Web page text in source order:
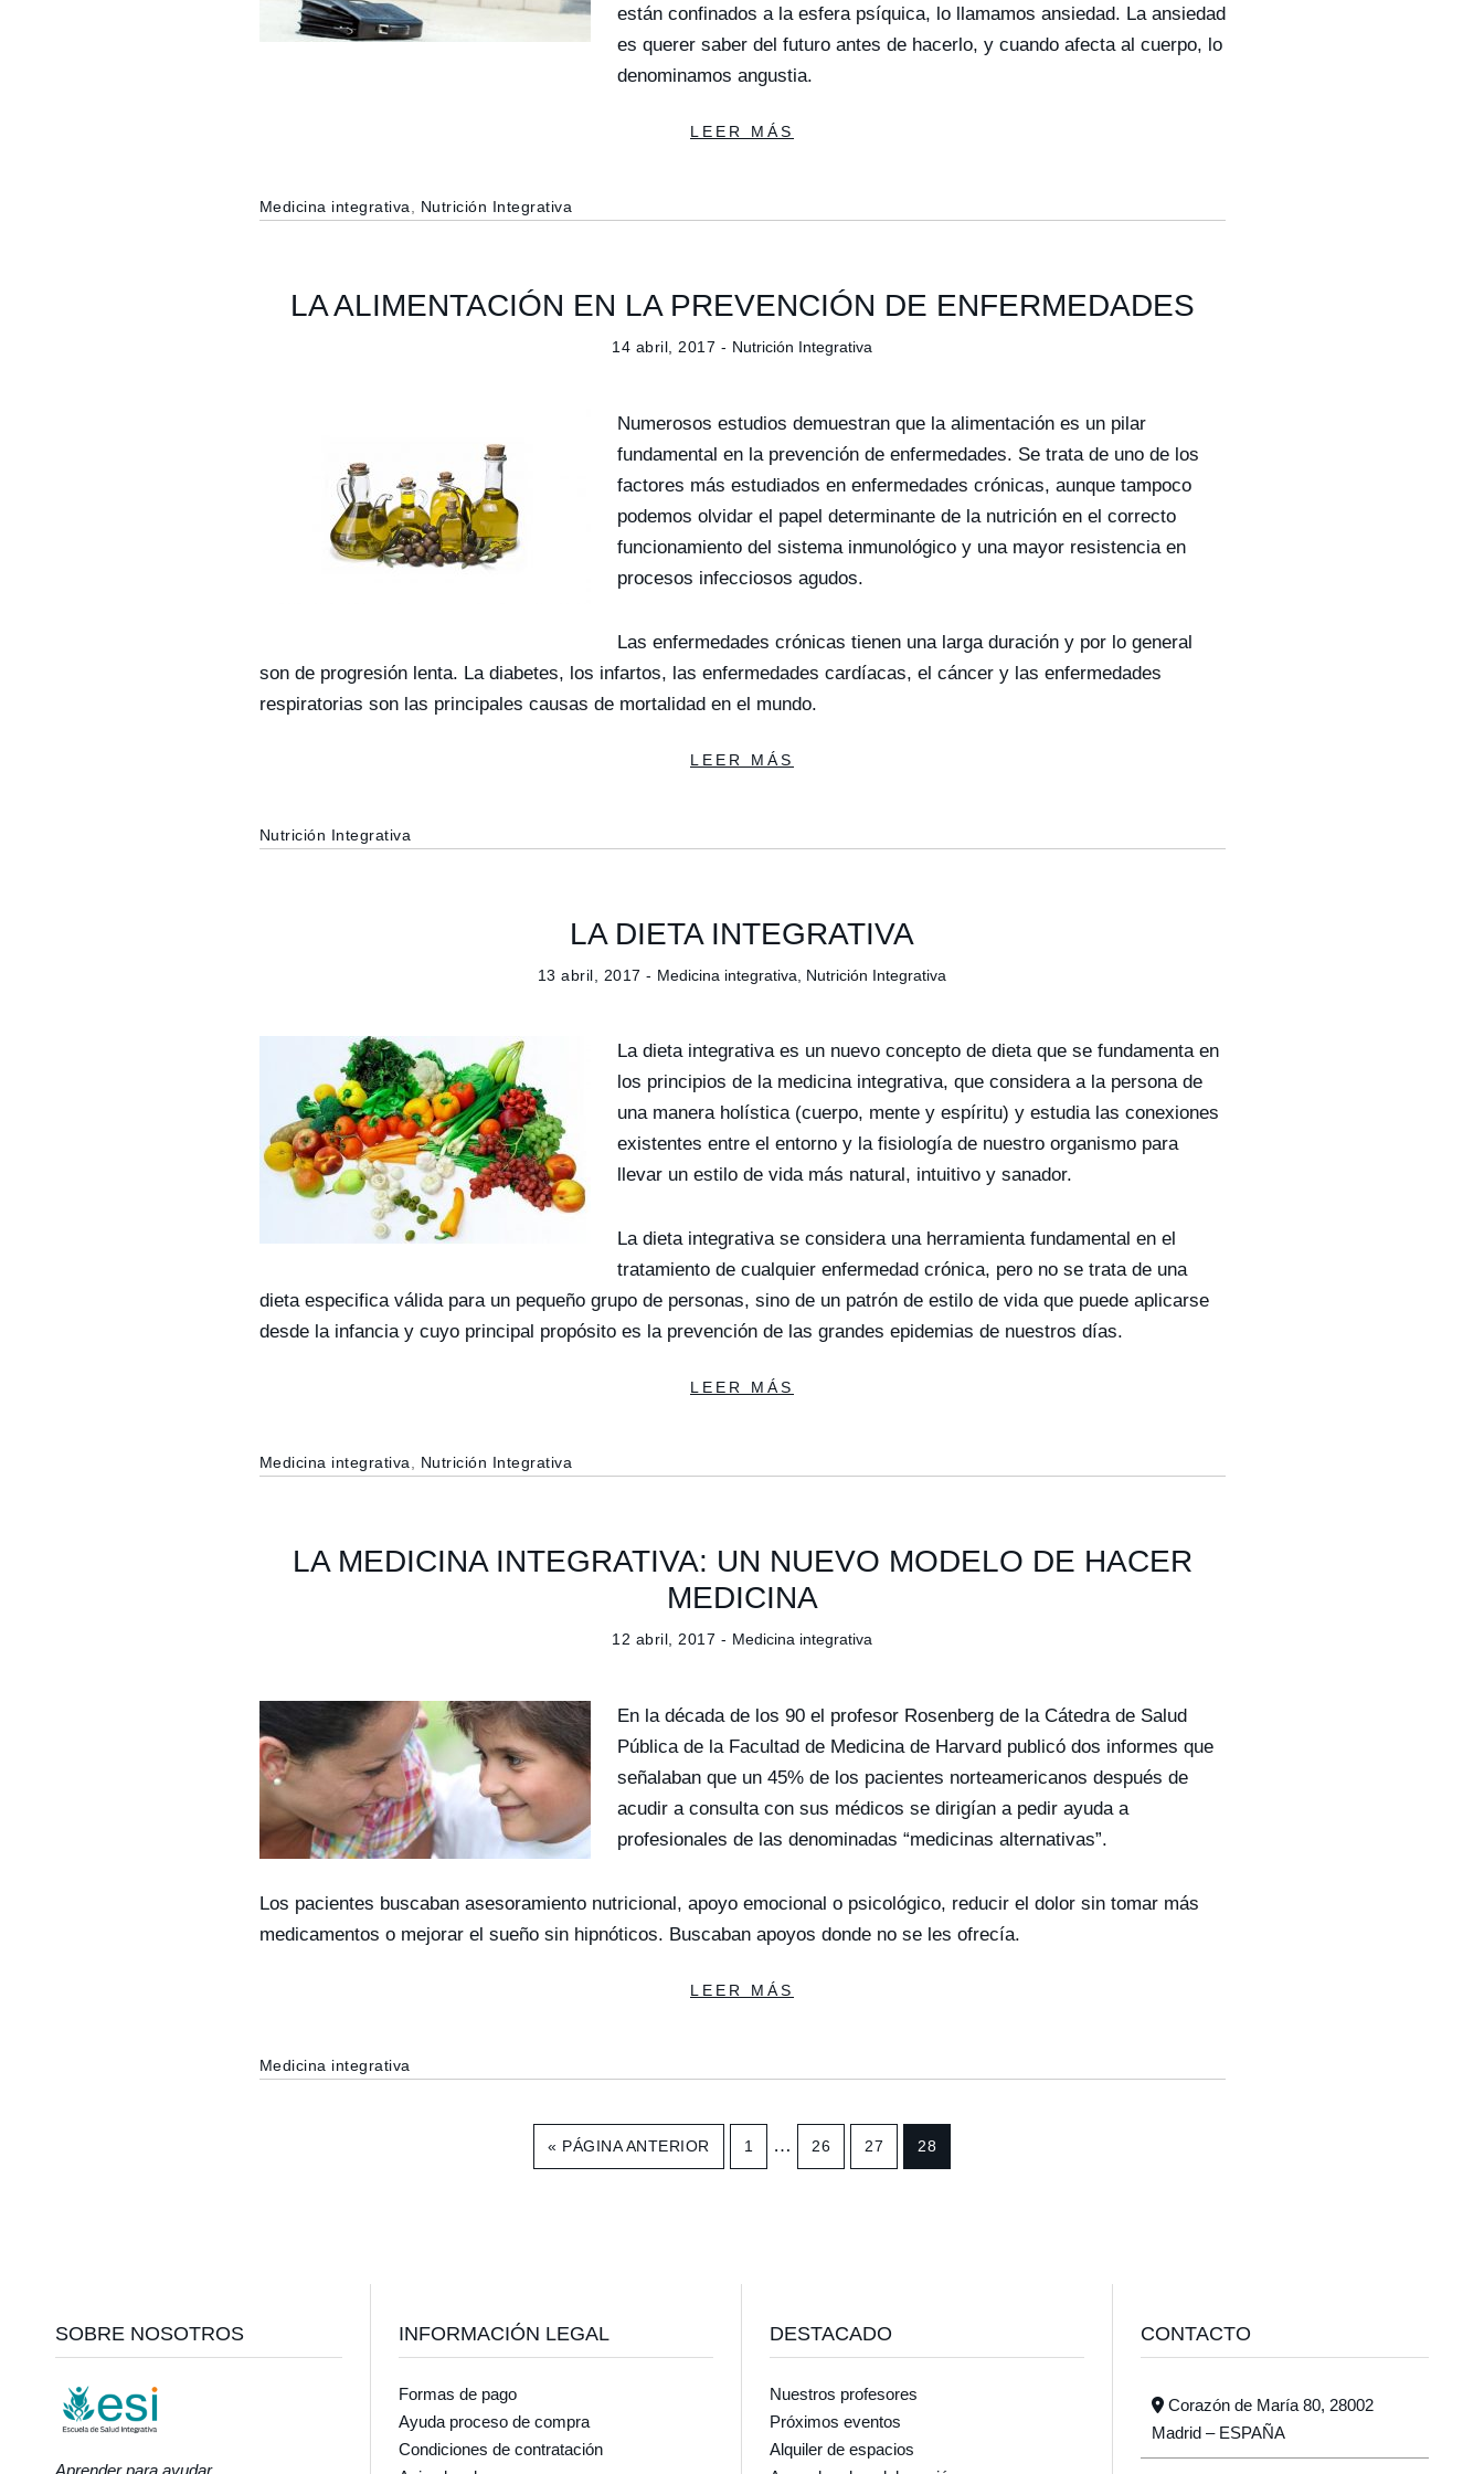
están confinados a la esfera psíquica, lo llamamos ansiedad. La ansiedad
es querer saber del futuro antes de hacerlo, y cuando afecta al cuerpo, lo
denominamos angustia.
LEER MÁS
Medicina integrativa Nutrición Integrativa
LA ALIMENTACIÓN EN LA PREVENCIÓN DE ENFERMEDADES
14 abril, 2017 - Nutrición Integrativa
Numerosos estudios demuestran que la alimentación es un pilar
fundamental en la prevención de enfermedades. Se trata de uno de los
factores más estudiados en enfermedades crónicas, aunque tampoco
podemos olvidar el papel determinante de la nutrición en el correcto
funcionamiento del sistema inmunológico y una mayor resistencia en
procesos infecciosos agudos.
Las enfermedades crónicas tienen una larga duración y por lo general
son de progresión lenta. La diabetes, los infartos, las enfermedades cardíacas, el cáncer y las enfermedades
respiratorias son las principales causas de mortalidad en el mundo.
LEER MÁS
Nutrición Integrativa
LA DIETA INTEGRATIVA
13 abril, 2017 - Medicina integrativa Nutrición Integrativa
La dieta integrativa es un nuevo concepto de dieta que se fundamenta en
los principios de la medicina integrativa, que considera a la persona de
una manera holística (cuerpo, mente y espíritu) y estudia las conexiones
existentes entre el entorno y la fisiología de nuestro organismo para
llevar un estilo de vida más natural, intuitivo y sanador.
La dieta integrativa se considera una herramienta fundamental en el
tratamiento de cualquier enfermedad crónica, pero no se trata de una
dieta especifica válida para un pequeño grupo de personas, sino de un patrón de estilo de vida que puede aplicarse
desde la infancia y cuyo principal propósito es la prevención de las grandes epidemias de nuestros días.
LEER MÁS
Medicina integrativa, Nutrición Integrativa
LA MEDICINA INTEGRATIVA: UN NUEVO MODELO DE HACER
MEDICINA
12 abril, 2017 - Medicina integrativa
En la década de los 90 el profesor Rosenberg de la Cátedra de Salud
Pública de la Facultad de Medicina de Harvard publicó dos informes que
señalaban que un 45% de los pacientes norteamericanos después de
acudir a consulta con sus médicos se dirigían a pedir ayuda a
profesionales de las denominadas “medicinas alternativas”.
Los pacientes buscaban asesoramiento nutricional, apoyo emocional o psicológico, reducir el dolor sin tomar más
medicamentos o mejorar el sueño sin hipnóticos. Buscaban apoyos donde no se les ofrecía.
LEER MÁS
Medicina integrativa
« IR
A
PÁGINA ANTERIOR
IR
A
1
Páginas
intermedias
…
IR
A
26
IR
A
27
IR
A
28
SOBRE NOSOTROS
Aprender para ayudar
INFORMACIÓN LEGAL
Formas de pago
Ayuda proceso de compra
Condiciones de contratación
DESTACADO
Nuestros profesores
Próximos eventos
Alquiler de espacios
CONTACTO
Corazón de María 80, 28002
Madrid – ESPAÑA